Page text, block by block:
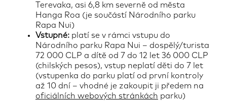
Terevaka, asi 6,8 km severně od města
Hanga Roa (je součástí Národního parku
Rapa Nui)
Vstupné: platí se v rámci vstupu do
Národního parku Rapa Nui – dospělý/turista
72 000 CLP a dítě od 7 do 12 let 36 000 CLP
(chilských pesos), vstup neplatí děti do 7 let
(vstupenka do parku platí od první kontroly
až 10 dní – vhodné je zakoupit ji předem na
oficiálních webových stránkách parku)